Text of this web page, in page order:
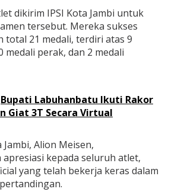
dikirim IPSI Kota Jambi untuk
tersebut. Mereka sukses
total 21 medali, terdiri atas 9
medali perak, dan 2 medali
Bupati Labuhanbatu Ikuti Rakor
Giat 3T Secara Virtual
Jambi, Alion Meisen,
apresiasi kepada seluruh atlet,
yang telah bekerja keras dalam